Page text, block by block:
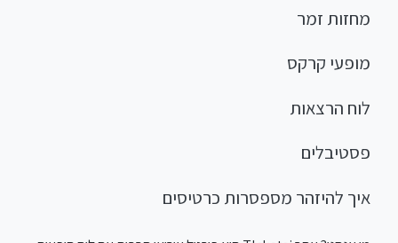
מחזות זמר
מופעי קרקס
לוח הרצאות
פסטיבלים
איך להיזהר מספסרות כרטיסים